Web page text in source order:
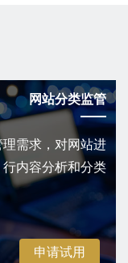
网站分类监管
需求，对网站进
行内容分析和分类
申请试用